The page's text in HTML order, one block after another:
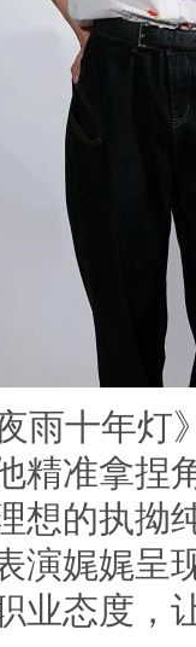
雨十年灯
精准拿捏
想的执拗
演娓娓呈
业态度，